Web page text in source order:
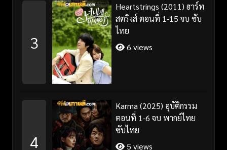
3
Heartstrings (2011) ฮาร์ท
สตริงส์ ตอนที่ 1-15 จบ ซับ
ไทย
6 views
4
Karma (2025) อุบัติกรรม
ตอนที่ 1-6 จบ พากย์ไทย
ซับไทย
5 views